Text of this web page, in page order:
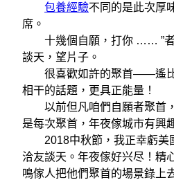
包養經驗不同的是此次厚
席。
十幾個自願，打你 …… ”者伴
談天，望片子。
很喜歡如許的聚首——遙比
相干的話題，更具正能量！
以前但凡咱們自願者聚首，
是每次聚首，年夜傢城市有興
2018中秋節，我正幸虧美國
洽友談天。年夜傢好兴尽！精
鳴傢人把他們聚首的場景錄上